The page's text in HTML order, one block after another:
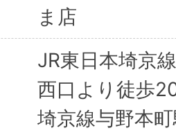
ま店
JR東日本埼京
西口より徒歩
埼京線与野本